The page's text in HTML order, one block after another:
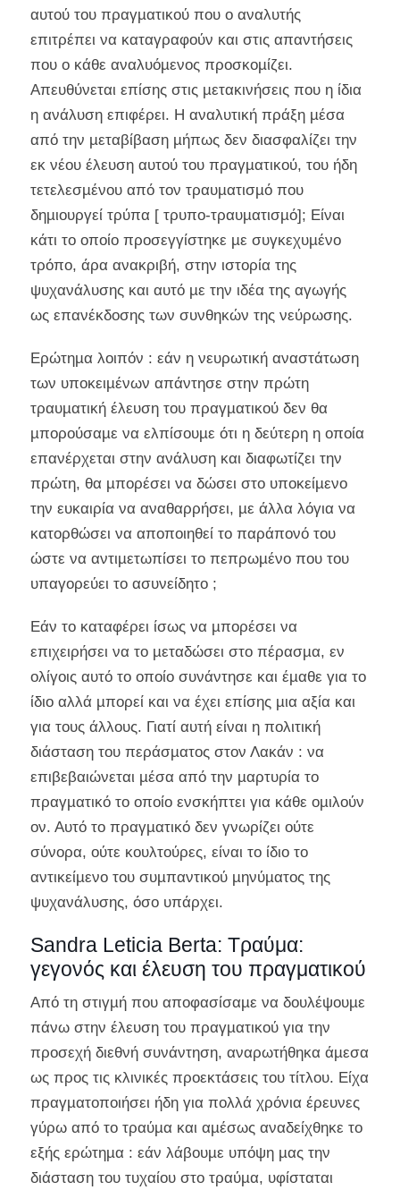
αυτού του πραγµατικού που ο αναλυτής
επιτρέπει να καταγραφούν και στις απαντήσεις
που ο κάθε αναλυόµενος προσκοµίζει.
Απευθύνεται επίσης στις µετακινήσεις που η ίδια
η ανάλυση επιφέρει. Η αναλυτική πράξη µέσα
από την µεταβίβαση µήπως δεν διασφαλίζει την
εκ νέου έλευση αυτού του πραγµατικού, του ήδη
τετελεσµένου από τον τραυµατισµό που
δηµιουργεί τρύπα [ τρυπο-τραυµατισµό]; Είναι
κάτι το οποίο προσεγγίστηκε µε συγκεχυµένο
τρόπο, άρα ανακριβή, στην ιστορία της
ψυχανάλυσης και αυτό µε την ιδέα της αγωγής
ως επανέκδοσης των συνθηκών της νεύρωσης.
Ερώτηµα λοιπόν : εάν η νευρωτική αναστάτωση
των υποκειµένων απάντησε στην πρώτη
τραυµατική έλευση του πραγµατικού δεν θα
µπορούσαµε να ελπίσουµε ότι η δεύτερη η οποία
επανέρχεται στην ανάλυση και διαφωτίζει την
πρώτη, θα µπορέσει να δώσει στο υποκείµενο
την ευκαιρία να αναθαρρήσει, µε άλλα λόγια να
κατορθώσει να αποποιηθεί το παράπονό του
ώστε να αντιµετωπίσει το πεπρωµένο που του
υπαγορεύει το ασυνείδητο ;
Εάν το καταφέρει ίσως να µπορέσει να
επιχειρήσει να το µεταδώσει στο πέρασµα, εν
ολίγοις αυτό το οποίο συνάντησε και έµαθε για το
ίδιο αλλά µπορεί και να έχει επίσης µια αξία και
για τους άλλους. Γιατί αυτή είναι η πολιτική
διάσταση του περάσµατος στον Λακάν : να
επιβεβαιώνεται µέσα από την µαρτυρία το
πραγµατικό το οποίο ενσκήπτει για κάθε οµιλούν
ον. Αυτό το πραγµατικό δεν γνωρίζει ούτε
σύνορα, ούτε κουλτούρες, είναι το ίδιο το
αντικείµενο του συµπαντικού µηνύµατος της
ψυχανάλυσης, όσο υπάρχει.
Sandra Leticia Berta: Τραύμα:
γεγονός και έλευση του πραγματικού
Από τη στιγµή που αποφασίσαµε να δουλέψουµε
πάνω στην έλευση του πραγµατικού για την
προσεχή διεθνή συνάντηση, αναρωτήθηκα άµεσα
ως προς τις κλινικές προεκτάσεις του τίτλου. Είχα
πραγµατοποιήσει ήδη για πολλά χρόνια έρευνες
γύρω από το τραύµα και αµέσως αναδείχθηκε το
εξής ερώτηµα : εάν λάβουµε υπόψη µας την
διάσταση του τυχαίου στο τραύµα, υφίσταται